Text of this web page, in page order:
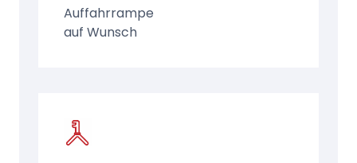
Auffahrrampe
auf Wunsch